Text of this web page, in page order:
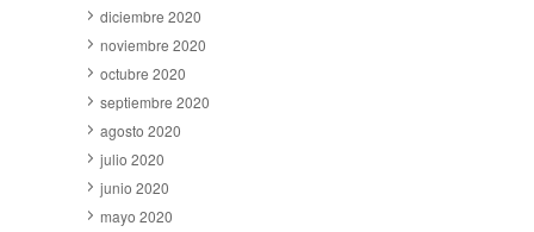
diciembre 2020
noviembre 2020
octubre 2020
septiembre 2020
agosto 2020
julio 2020
junio 2020
mayo 2020